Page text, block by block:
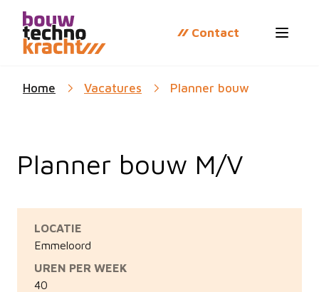
Contact
Open
Home Vacatures Planner bouw
Planner bouw M/V
LOCATIE
Emmeloord
UREN PER WEEK
40